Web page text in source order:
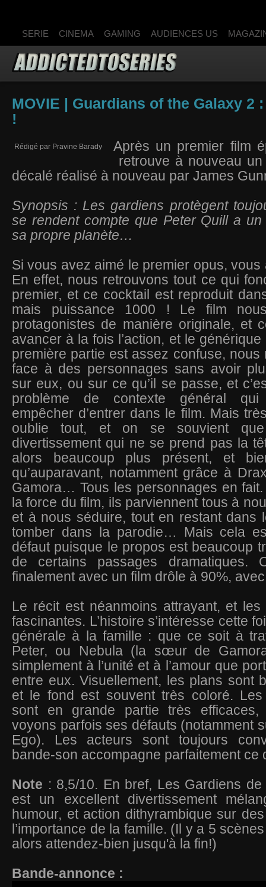
SERIE CINEMA GAMING AUDIENCES US
MOVIE | Guardians of the Galaxy 2
!
Rédigé par Pravine Barady
Après un premier film
retrouve à nouveau
décalé réalisé à nouveau par James
Synopsis : Les gardiens protègent
se rendent compte que Peter Quill a
sa propre planète…
Si vous avez aimé le premier opus, vous
En effet, nous retrouvons tout ce qui
premier, et ce cocktail est reproduit
mais puissance 1000 ! Le film
protagonistes de manière originale, et
avancer à la fois l’action, et le
première partie est assez confuse, nous
face à des personnages sans avoir
sur eux, ou sur ce qu’il se passe, et
problème de contexte général
empêcher d’entrer dans le film. Mais
oublie tout, et on se souvient
divertissement qui ne se prend pas la
alors beaucoup plus présent, et
qu’auparavant, notamment grâce à
Gamora… Tous les personnages en fait.
la force du film, ils parviennent tous à
et à nous séduire, tout en restant dans
tomber dans la parodie… Mais cela
défaut puisque le propos est beaucoup
de certains passages dramatiques.
finalement avec un film drôle à 90%,
Le récit est néanmoins attrayant, et les
fascinantes. L’histoire s’intéresse cette
générale à la famille : que ce soit à
Peter, ou Nebula (la sœur de
simplement à l’unité et à l’amour que
entre eux. Visuellement, les plans sont
et le fond est souvent très coloré. Les
sont en grande partie très
voyons parfois ses défauts (notamment
Ego). Les acteurs sont toujours
bande-son accompagne parfaitement ce
Note : 8,5/10. En bref, Les Gardiens
est un excellent divertissement
humour, et action dithyrambique sur
l’importance de la famille. (Il y a 5
alors attendez-bien jusqu'à la fin!)
Bande-annonce :